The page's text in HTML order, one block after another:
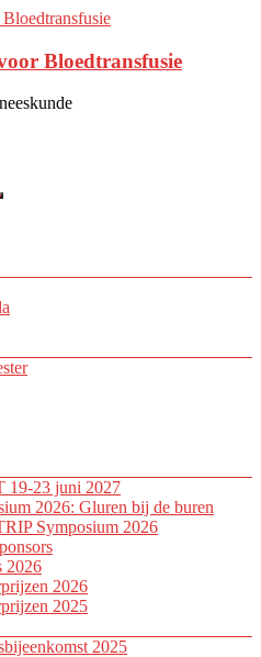
Bloedtransfusie
19-23 juni 2027
2026: Gluren bij de buren
Symposium 2026
2026
2026
2025
2025